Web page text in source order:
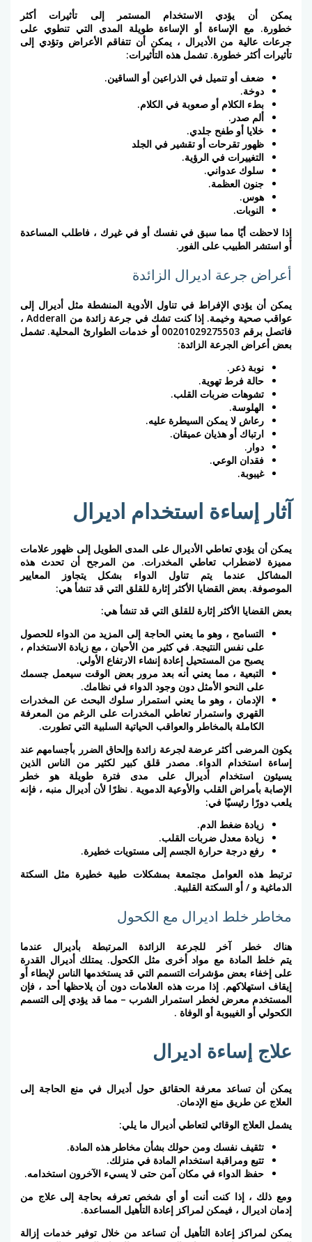
يمكن أن يؤدي الاستخدام المستمر إلى تأثيرات أكثر
خطورة. مع الإساءة أو الإساءة طويلة المدى التي تنطوي على
جرعات عالية من الأديرال ، يمكن أن تتفاقم الأعراض وتؤدي إلى
تأثيرات أكثر خطورة. تشمل هذه التأثيرات:
ضعف أو تنميل في الذراعين أو الساقين.
دوخة.
بطء الكلام أو صعوبة في الكلام.
ألم صدر.
خلايا أو طفح جلدي.
ظهور تقرحات أو تقشير في الجلد
التغييرات في الرؤية.
سلوك عدواني.
جنون العظمة.
هوس.
النوبات.
إذا لاحظت أيًا مما سبق في نفسك أو في غيرك ، فاطلب المساعدة
أو استشر الطبيب على الفور.
أعراض جرعة اديرال الزائدة
يمكن أن يؤدي الإفراط في تناول الأدوية المنشطة مثل أديرال إلى
عواقب صحية وخيمة. إذا كنت تشك في جرعة زائدة من Adderall ،
فاتصل برقم 00201029275503 أو خدمات الطوارئ المحلية. تشمل
بعض أعراض الجرعة الزائدة:
نوبة ذعر.
حالة فرط تهوية.
تشوهات ضربات القلب.
الهلوسة.
رعاش لا يمكن السيطرة عليه.
ارتباك أو هذيان عميقان.
دوار.
فقدان الوعي.
غيبوبة.
آثار إساءة استخدام اديرال
يمكن أن يؤدي تعاطي الأديرال على المدى الطويل إلى ظهور علامات
مميزة لاضطراب تعاطي المخدرات. من المرجح أن تحدث هذه
المشاكل عندما يتم تناول الدواء بشكل يتجاوز المعايير
الموصوفة. بعض القضايا الأكثر إثارة للقلق التي قد تنشأ هي:
بعض القضايا الأكثر إثارة للقلق التي قد تنشأ هي:
التسامح ، وهو ما يعني الحاجة إلى المزيد من الدواء للحصول
على نفس النتيجة. في كثير من الأحيان ، مع زيادة الاستخدام ،
يصبح من المستحيل إعادة إنشاء الارتفاع الأولي.
التبعية ، مما يعني أنه بعد مرور بعض الوقت سيعمل جسمك
على النحو الأمثل دون وجود الدواء في نظامك.
الإدمان ، وهو ما يعني استمرار سلوك البحث عن المخدرات
القهري واستمرار تعاطي المخدرات على الرغم من المعرفة
الكاملة بالمخاطر والعواقب الحياتية السلبية التي تطورت.
يكون المرضى أكثر عرضة لجرعة زائدة وإلحاق الضرر بأجسامهم عند
إساءة استخدام الدواء. مصدر قلق كبير لكثير من الناس الذين
يسيئون استخدام أديرال على مدى فترة طويلة هو خطر
الإصابةبأمراض القلب والأوعية الدموية . نظرًا لأن أديرال منبه ، فإنه
يلعب دورًا رئيسيًا في:
زيادة ضغط الدم.
زيادة معدل ضربات القلب.
رفع درجة حرارة الجسم إلى مستويات خطيرة.
ترتبط هذه العوامل مجتمعة بمشكلات طبية خطيرة مثل السكتة
الدماغية و / أو السكتة القلبية.
مخاطر خلط اديرال مع الكحول
هناك خطر آخر للجرعة الزائدة المرتبطة بأديرال عندما
يتم خلط المادة مع مواد أخرى مثل الكحول. يمتلك أديرال القدرة
على إخفاء بعض مؤشرات التسمم التي قد يستخدمها الناس لإبطاء أو
إيقاف استهلاكهم. إذا مرت هذه العلامات دون أن يلاحظها أحد ، فإن
المستخدم معرض لخطر استمرار الشرب – مما قد يؤدي إلى التسمم
الكحولي أو الغيبوبة أو الوفاة .
علاج إساءة اديرال
يمكن أن تساعد معرفة الحقائق حول أديرال في منع الحاجة إلى
العلاج عن طريق منع الإدمان.
يشملالعلاج الوقائي لتعاطي أديرال ما يلي:
تثقيف نفسك ومن حولك بشأن مخاطر هذه المادة.
تتبع ومراقبة استخدام المادة في منزلك.
حفظ الدواء في مكان آمن حتى لا يسيء الآخرون استخدامه.
ومع ذلك ، إذا كنت أنت أو أي شخص تعرفه بحاجة إلى علاج من
إدمان اديرال ، فيمكن لمراكز إعادة التأهيل المساعدة.
يمكنلمراكز إعادة التأهيل أن تساعد من خلال توفير خدمات إزالة